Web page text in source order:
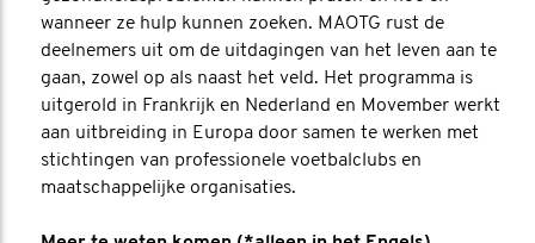
wanneer ze hulp kunnen zoeken. MAOTG rust de
deelnemers uit om de uitdagingen van het leven aan te
gaan, zowel op als naast het veld. Het programma is
uitgerold in Frankrijk en Nederland en Movember werkt
aan uitbreiding in Europa door samen te werken met
stichtingen van professionele voetbalclubs en
maatschappelijke organisaties.